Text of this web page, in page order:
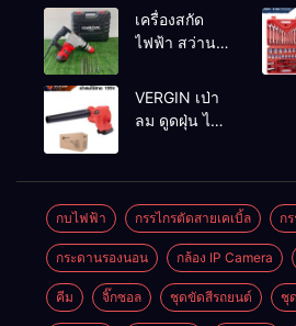
เครื่องสกัด
ไฟฟ้า สว่าน
MAKTEC รุ่น MT2926A
VERGIN เป่า
ลม ดูดฝุ่น ไร้
กบไฟฟ้า กรรไกรตัดสายเคเบิ้ล ก
กระดานรองนอน กล้อง IP Camera
คีม จิ๊กซอล ชุดขัดสีรถยนต์​ ชุ